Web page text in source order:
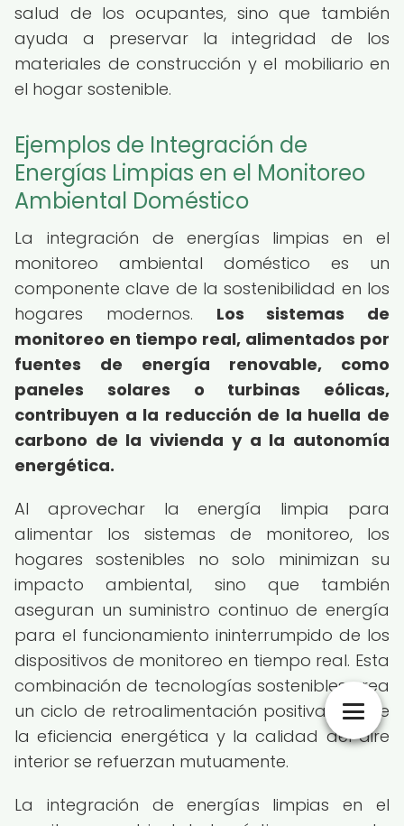
salud de los ocupantes, sino que también
ayuda a preservar la integridad de los
materiales de construcción y el mobiliario en
el hogar sostenible.
Ejemplos de Integración de
Energías Limpias en el Monitoreo
Ambiental Doméstico
La integración de energías limpias en el
monitoreo ambiental doméstico es un
componente clave de la sostenibilidad en los
hogares modernos. Los sistemas de
monitoreo en tiempo real, alimentados por
fuentes de energía renovable, como
paneles solares o turbinas eólicas,
contribuyen a la reducción de la huella de
carbono de la vivienda y a la autonomía
energética.
Al aprovechar la energía limpia para
alimentar los sistemas de monitoreo, los
hogares sostenibles no solo minimizan su
impacto ambiental, sino que también
aseguran un suministro continuo de energía
para el funcionamiento ininterrumpido de los
dispositivos de monitoreo en tiempo real. Esta
combinación de tecnologías sostenibles crea
un ciclo de retroalimentación positiva, donde
la eficiencia energética y la calidad del aire
interior se refuerzan mutuamente.
La integración de energías limpias en el